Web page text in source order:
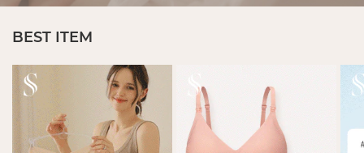
BEST ITEM